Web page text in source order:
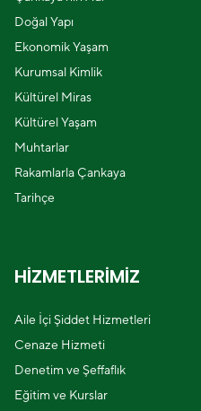
Doğal Yapı
Ekonomik Yaşam
Kurumsal Kimlik
Kültürel Miras
Kültürel Yaşam
Muhtarlar
Rakamlarla Çankaya
Tarihçe
HİZMETLERİMİZ
Aile İçi Şiddet Hizmetleri
Cenaze Hizmeti
Denetim ve Şeffaflık
Eğitim ve Kurslar